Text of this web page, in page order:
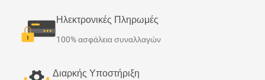
Ηλεκτρονικές Πληρωμές
100% ασφάλεια συναλλαγών
Διαρκής Υποστήριξη